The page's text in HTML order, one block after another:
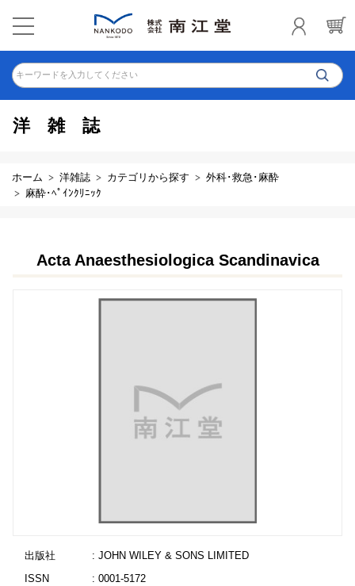
キーワードを入力してください
洋雑誌
ホーム 洋雑誌 カテゴリから探す
外科･救急･麻酔
麻酔･ﾍﾟｲﾝｸﾘﾆｯｸ
Acta Anaesthesiologica Scandinavica
出版社
: JOHN WILEY & SONS LIMITED
ISSN
: 0001-5172